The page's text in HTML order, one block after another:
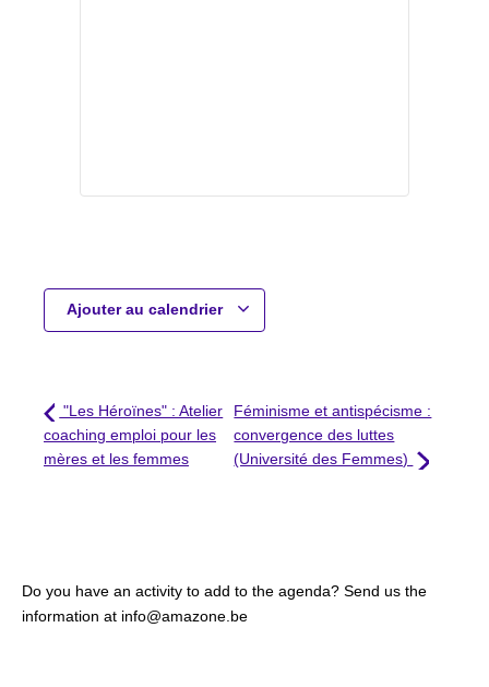
Ajouter au calendrier
"Les Héroïnes" : Atelier
coaching emploi pour les
mères et les femmes
Féminisme et antispécisme :
convergence des luttes
(Université des Femmes)
Do you have an activity to add to the agenda? Send us the
information at info@amazone.be